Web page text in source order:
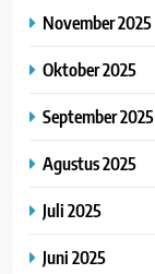
November 2025
Oktober 2025
September 2025
Agustus 2025
Juli 2025
Juni 2025